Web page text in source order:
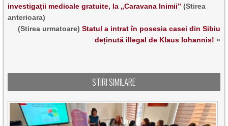
investigații medicale gratuite, la „Caravana Inimii” (Stirea
anterioara)
(Stirea urmatoare) Statul a intrat în posesia casei din Sibiu
deținută illegal de Klaus Iohannis! »
STIRI SIMILARE